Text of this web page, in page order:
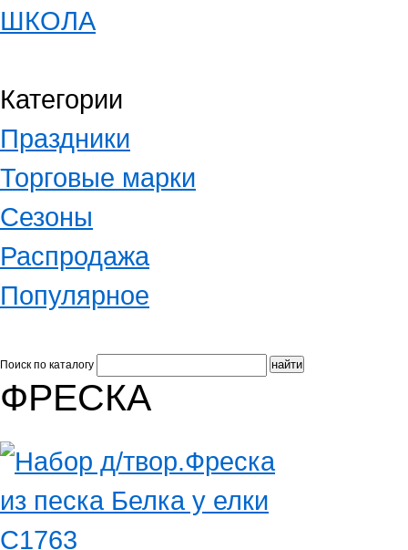
ШКОЛА
Категории
Праздники
Торговые марки
Сезоны
Распродажа
Популярное
Поиск по каталогу
ФРЕСКА